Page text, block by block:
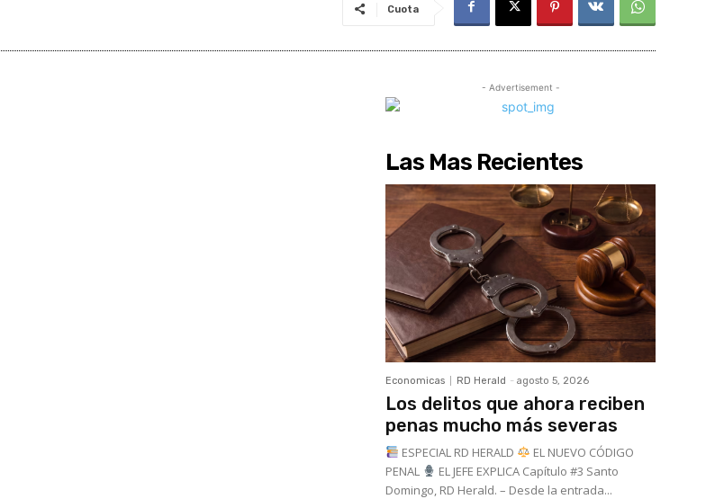
Cuota
- Advertisement -
Las Mas Recientes
Economicas RD Herald - agosto 5, 2026
Los delitos que ahora reciben
penas mucho más severas
ESPECIAL RD HERALD
EL NUEVO CÓDIGO
PENAL
EL JEFE EXPLICA Capítulo #3 Santo
Domingo, RD Herald. – Desde la entrada...